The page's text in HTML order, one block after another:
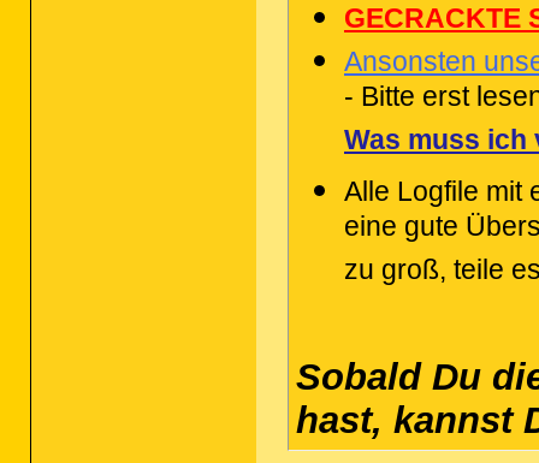
GECRACKTE
Ansonsten
- Bitte erst
Was muss
Alle Logfile mit
eine gute
zu groß, teile
Sobald Du
hast, kannst